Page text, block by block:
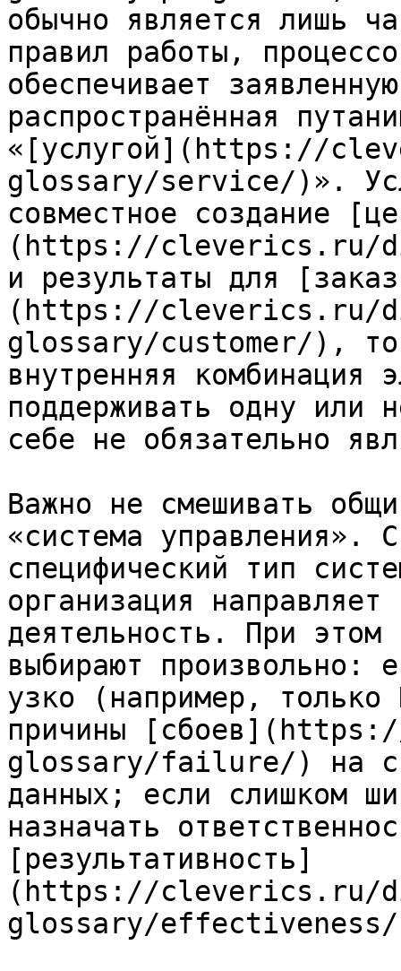
обычно является лишь
правил работы,
обеспечивает
распространённая
«[услугой](https://
glossary/service/)».
совместное создание
(https://cleverics.ru/
и результаты для
(https://cleverics.ru/
glossary/customer/),
внутренняя комбинация
поддерживать одну или
себе не обязательно
Важно не смешивать
«система управления».
специфический тип
организация направляет
деятельность. При этом
выбирают произвольно:
узко (например, только
причины
glossary/failure/) на
данных; если слишком
назначать
[результативность]
(https://cleverics.ru/
glossary/